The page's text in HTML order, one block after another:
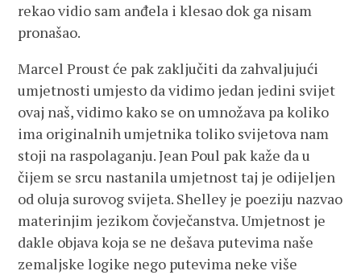
rekao vidio sam anđela i klesao dok ga nisam
pronašao.
Marcel Proust će pak zaključiti da zahvaljujući
umjetnosti umjesto da vidimo jedan jedini svijet
ovaj naš, vidimo kako se on umnožava pa koliko
ima originalnih umjetnika toliko svijetova nam
stoji na raspolaganju. Jean Poul pak kaže da u
čijem se srcu nastanila umjetnost taj je odijeljen
od oluja surovog svijeta. Shelley je poeziju nazvao
materinjim jezikom čovječanstva. Umjetnost je
dakle objava koja se ne dešava putevima naše
zemaljske logike nego putevima neke više